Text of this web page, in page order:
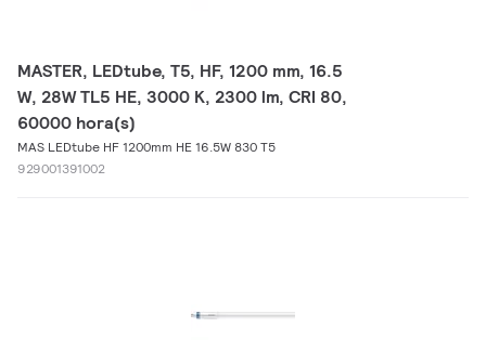
MASTER, LEDtube, T5, HF, 1200 mm, 16.5
W, 28W TL5 HE, 3000 K, 2300 lm, CRI 80,
60000 hora(s)
MAS LEDtube HF 1200mm HE 16.5W 830 T5
929001391002